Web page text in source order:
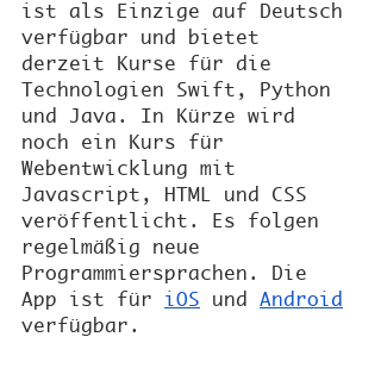
ist als Einzige auf Deutsch
verfügbar und bietet
derzeit Kurse für die
Technologien Swift, Python
und Java. In Kürze wird
noch ein Kurs für
Webentwicklung mit
Javascript, HTML und CSS
veröffentlicht. Es folgen
regelmäßig neue
Programmiersprachen. Die
App ist für iOS und
Android
verfügbar.